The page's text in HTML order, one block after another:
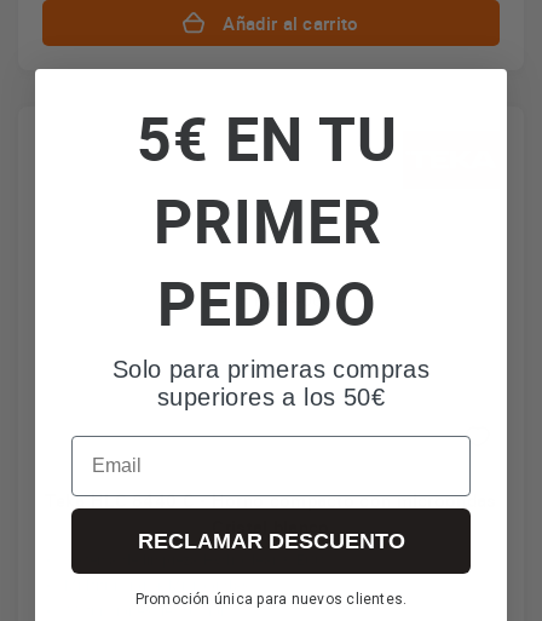
Añadir al carrito
Teka HLC 8440 C - Horno compacto con microondas
11 funciones de cocción
5€ EN TU
PRIMER
PEDIDO
Solo para primeras compras
superiores a los 50€
Email
RECLAMAR DESCUENTO
Promoción única para nuevos clientes.